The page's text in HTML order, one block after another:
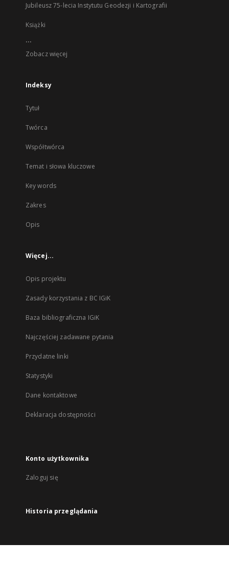
Jubileusz 75-lecia Instytutu Geodezji i Kartografii
Książki
...
Zobacz więcej
Indeksy
Tytuł
Twórca
Współtwórca
Temat i słowa kluczowe
Key words
Zakres
Opis
Więcej...
Opis projektu
Zasady korzystania z BC IGiK
Baza bibliograficzna IGiK
Najczęściej zadawane pytania
Przydatne linki
Statystyki
Dane kontaktowe
Deklaracja dostępności
Konto użytkownika
Zaloguj się
Historia przeglądania